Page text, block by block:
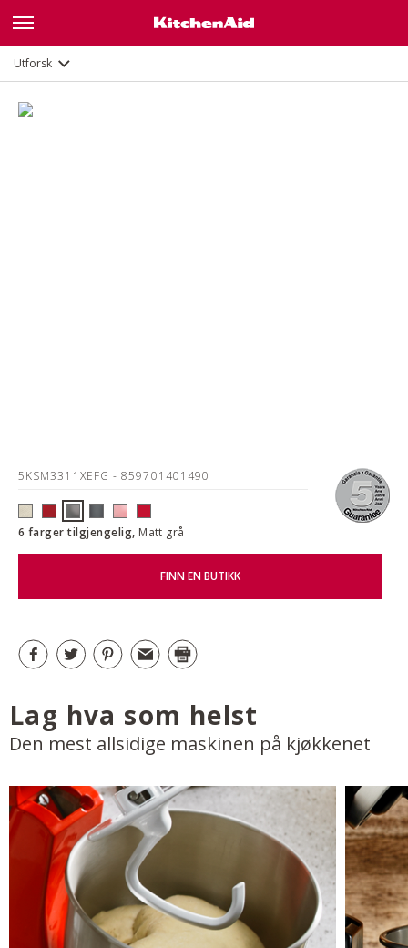
Utforsk
5KSM3311XEFG- 859701401490
6 farger tilgjengelig, Matt grå
FINN EN BUTIKK
Lag hva som helst
Den mest allsidige maskinen på kjøkkenet